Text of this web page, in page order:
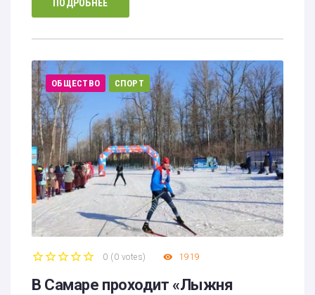
ПОДРОБНЕЕ
ОБЩЕСТВО СПОРТ
0 ( 0 votes) 1919
В Самаре проходит «Лыжня